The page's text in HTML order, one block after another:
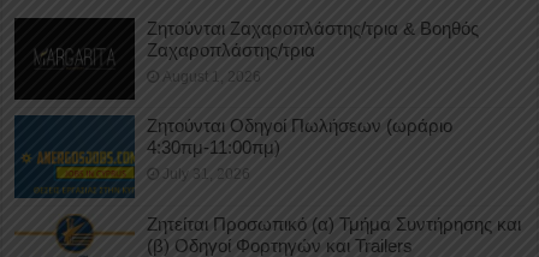
Ζητούνται Ζαχαροπλάστης/τρια & Βοηθός
Ζαχαροπλάστης/τρια
August 1, 2026
Ζητούνται Οδηγοί Πωλήσεων (ωράριο
4:30πμ-11:00πμ)
July 31, 2026
Ζητείται Προσωπικό (α) Τμήμα Συντήρησης και
(β) Οδηγοί Φορτηγών και Trailers